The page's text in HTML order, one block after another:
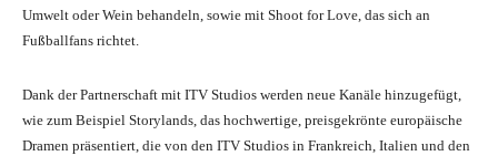
Umwelt oder Wein behandeln, sowie mit Shoot for Love, das sich an
Fußballfans richtet.
Dank der Partnerschaft mit ITV Studios werden neue Kanäle hinzugefügt,
wie zum Beispiel Storylands, das hochwertige, preisgekrönte europäische
Dramen präsentiert, die von den ITV Studios in Frankreich, Italien und den